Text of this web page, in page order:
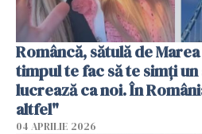
Româncă, sătulă de
timpul te fac să te simți un
lucrează ca noi. În
altfel"
04 APRILIE 2026